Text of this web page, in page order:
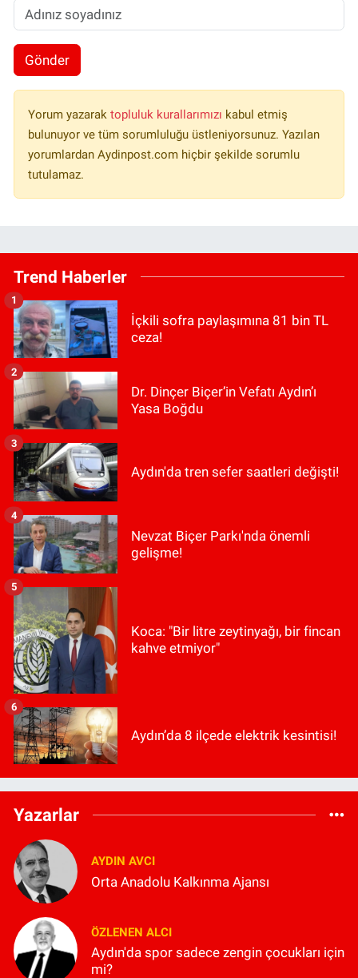
Gönder
Yorum yazarak topluluk kurallarımızı kabul etmiş
bulunuyor ve tüm sorumluluğu üstleniyorsunuz. Yazılan
yorumlardan Aydinpost.com hiçbir şekilde sorumlu
tutulamaz.
Trend Haberler
İçkili sofra paylaşımına 81 bin TL
ceza!
1
Dr. Dinçer Biçer’in Vefatı Aydın’ı
Yasa Boğdu
2
Aydın'da tren sefer saatleri değişti!
3
Nevzat Biçer Parkı'nda önemli
gelişme!
4
Koca: "Bir litre zeytinyağı, bir fincan
kahve etmiyor"
5
Aydın’da 8 ilçede elektrik kesintisi!
6
Yazarlar
AYDIN AVCI
Orta Anadolu Kalkınma Ajansı
ÖZLENEN ALCI
Aydın'da spor sadece zengin çocukları için
mi?